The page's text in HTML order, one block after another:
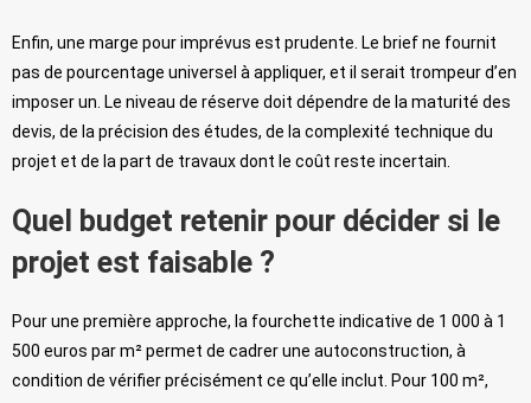
Enfin, une marge pour imprévus est prudente. Le brief ne fournit
pas de pourcentage universel à appliquer, et il serait trompeur d’en
imposer un. Le niveau de réserve doit dépendre de la maturité des
devis, de la précision des études, de la complexité technique du
projet et de la part de travaux dont le coût reste incertain.
Quel budget retenir pour décider si le
projet est faisable ?
Pour une première approche, la fourchette indicative de 1 000 à 1
500 euros par m² permet de cadrer une autoconstruction, à
condition de vérifier précisément ce qu’elle inclut. Pour 100 m²,